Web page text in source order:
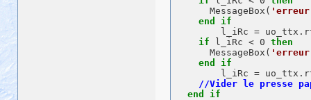
      MessageBox(
end
if
l_iRc =
if l_iRc < 0 then
      MessageBox(
end
if
l_iRc =
end
if